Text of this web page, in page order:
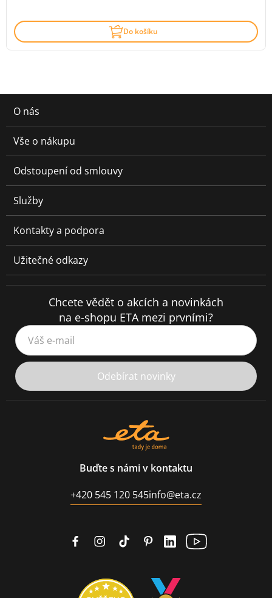
Do košíku
O nás
Vše o nákupu
Odstoupení od smlouvy
Služby
Kontakty a podpora
Užitečné odkazy
Chcete vědět o akcích a novinkách
na e-shopu ETA mezi prvními?
Váš e-mail
Odebírat novinky
Buďte s námi v kontaktu
+420 545 120 545info@eta.cz